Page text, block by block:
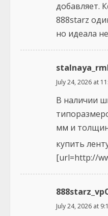
добавляет.
888starz
но идеала
July 24, 2026 at
В наличии
мм и
купить
[url=http://
July 24, 2026 at